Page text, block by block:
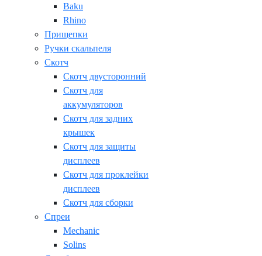
Baku
Rhino
Прищепки
Ручки скальпеля
Скотч
Скотч двусторонний
Скотч для
аккумуляторов
Скотч для задних
крышек
Скотч для защиты
дисплеев
Скотч для проклейки
дисплеев
Скотч для сборки
Спреи
Mechanic
Solins